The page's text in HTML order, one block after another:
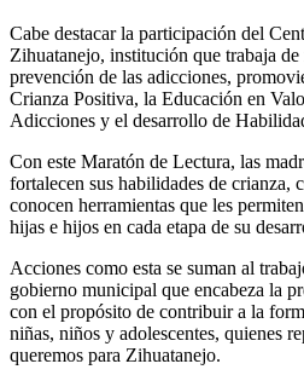
Cabe destacar la participación del
Zihuatanejo, institución que trabaja de
prevención de las adicciones,
Crianza Positiva, la Educación en
Adicciones y el desarrollo de
Con este Maratón de Lectura, las
fortalecen sus habilidades de crianza,
conocen herramientas que les
hijas e hijos en cada etapa de su
Acciones como esta se suman al
gobierno municipal que encabeza la
con el propósito de contribuir a la
niñas, niños y adolescentes, quienes
queremos para Zihuatanejo.